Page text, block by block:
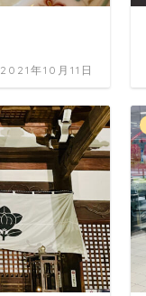
2021年10月11日